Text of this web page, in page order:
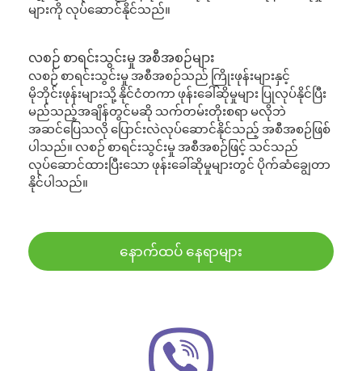
များကို လုပ်ဆောင်နိုင်သည်။
လစဉ် စာရင်းသွင်းမှု အစီအစဉ်များ
လစဉ် စာရင်းသွင်းမှု အစီအစဉ်သည် ကြိုးဖုန်းများနှင့်
မိုဘိုင်းဖုန်းများသို့ နိုင်ငံတကာ ဖုန်းခေါ်ဆိုမှုများ ပြုလုပ်နိုင်ပြီး
မည်သည့်အချိန်တွင်မဆို သက်တမ်းတိုးစရာ မလိုဘဲ
အဆင်ပြေသလို ပြောင်းလဲလုပ်ဆောင်နိုင်သည့် အစီအစဉ်ဖြစ်
ပါသည်။ လစဉ် စာရင်းသွင်းမှု အစီအစဉ်ဖြင့် သင်သည်
လုပ်ဆောင်ထားပြီးသော ဖုန်းခေါ်ဆိုမှုများတွင် ပိုက်ဆံချွေတာ
နိုင်ပါသည်။
နောက်ထပ် နေရာများ